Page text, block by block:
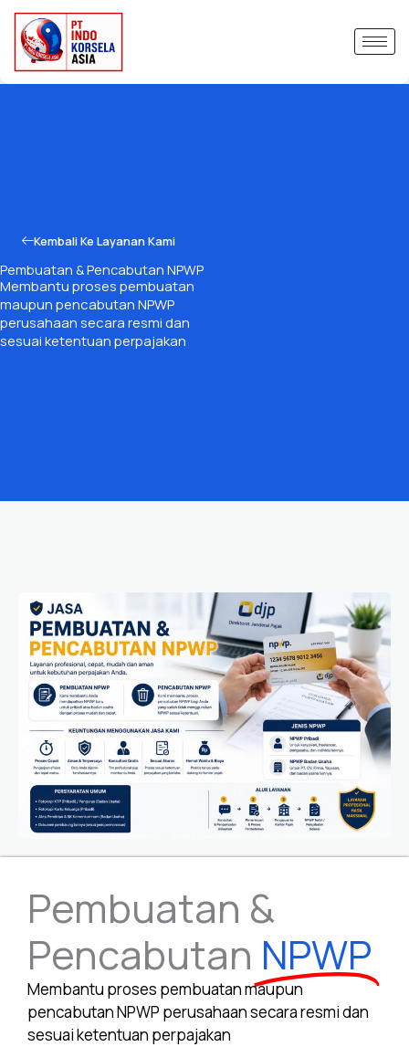
Skip
content
Kembali Ke Layanan Kami
Pembuatan & Pencabutan NPWP
Membantu proses pembuatan
maupun pencabutan NPWP
perusahaan secara resmi dan
sesuai ketentuan perpajakan
Pembuatan &
Pencabutan NPWP
Membantu proses pembuatan maupun
pencabutan NPWP perusahaan secara resmi dan
sesuai ketentuan perpajakan